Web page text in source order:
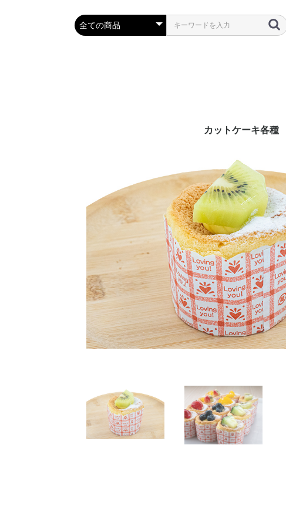
カットケーキ各種
プリマの定番タルト
季節のタルト
シュークリーム
その他ケーキ